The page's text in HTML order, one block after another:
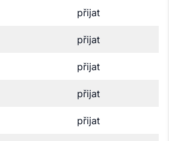
přijat
přijat
přijat
přijat
přijat